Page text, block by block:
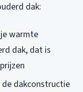
dak:
warmte
dak, dat is
de dakconstructie